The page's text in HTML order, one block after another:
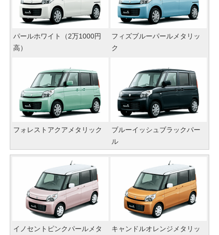
パールホワイト（2万1000円
高）
フィズブルーパールメタリッ
ク
フォレストアクアメタリック
ブルーイッシュブラックパー
ル
イノセントピンクパールメタ
キャンドルオレンジメタリッ